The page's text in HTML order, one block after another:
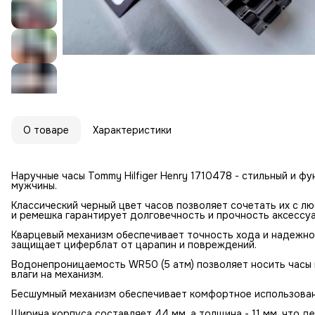
О товаре Характеристики
Наручные часы Tommy Hilfiger Henry 1710478 - стильный и
мужчины.
Классический черный цвет часов позволяет сочетать их
и ремешка гарантирует долговечность и прочность
Кварцевый механизм обеспечивает точность хода и
защищает циферблат от царапин и повреждений.
Водонепроницаемость WR50 (5 атм) позволяет носить
влаги на механизм.
Бесшумный механизм обеспечивает комфортное